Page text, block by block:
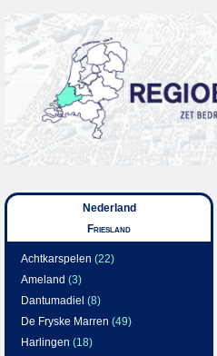
Nederland
Friesland
Achtkarspelen (22)
Ameland (3)
Dantumadiel (8)
De Fryske Marren (49)
Harlingen (18)